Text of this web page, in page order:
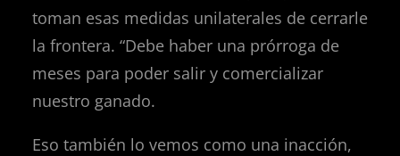
toman esas medidas unilaterales de cerrarle
la frontera. “Debe haber una prórroga de
meses para poder salir y comercializar
nuestro ganado.
Eso también lo vemos como una inacción,